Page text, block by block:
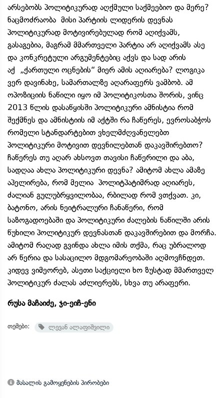
არსებობს პოლიტიკურად აღქმული საქმეებიო და მერე?
ნაცმოძრაობა მისი პარტიის ლიდერის დევნას
პოლიტიკურად მოტივირებულად რომ აღიქვამს,
გასაგებია, მაგრამ მმართველი პარტია არ აღიქვამს ასე
და კონკრეტული არგუმენტებიც აქვს და სად არის
აქ „ქართული ოცნების“ მიერ ამის აღიარება? ლოგიკა
ვერ დავინახე, სამართალზე აღარაფერს ვამბობ. ამ
ოპოზიციის ნაწილი იყო იმ პოლიტიკოსთა შორის, ვინც
2013 წლის დასაწყისში პოლიტიკური ამნისტია რომ
შექმნეს და ამნისტიის იმ აქტში რა ჩაწერეს, ევროსაბჭოს
რომელი სტანდარტებით ვხელმძღვანელებთ
პოლიტიკური მოტივით დევნილებთან დაკავშირებთო?
ჩაწერეს თუ აღარ ახსოვთ თავისი ჩაწერილი და აბა,
სადღაა ახლა პოლიტიკური დევნა? ამიტომ ახლა ამაზე
აპელირება, რომ მელია პოლიტპატიმრად აღიარეს,
ძალიან გულუბრყვილობაა, რბილად რომ ვთქვათ. კი,
ბატონო, არის ნეიტრალური ჩანაწერი, რომ
საზოგადოებაში და პოლიტიკური ძალების ნაწილში არის
წუხილი პოლიტიკურ დევნასთან დაკავშირებით და მორჩა.
ამიტომ რაღად გვინდა ახლა იმის თქმა, რაც უბრალოდ
არ წერია და სასაცილო მდგომარეობაში აღმოვჩნდეთ.
კიდევ ვიმეორებ, ასეთი საქციელი ხო ზუსტად მმართველ
პოლიტიკურ ძალას აძლიერებს, სხვა თუ არაფერი.
რუსა მაჩაიძე, ჯი-ეიჩ-ენი
თემები: ლევან ალაფიშვილი
მასალის გამოყენების პირობები